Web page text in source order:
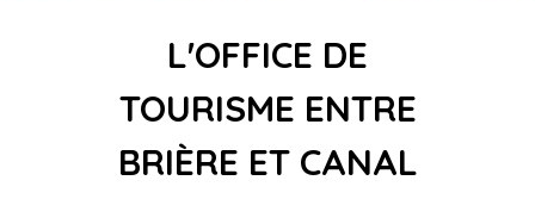
L'OFFICE DE
TOURISME ENTRE
BRIÈRE ET CANAL